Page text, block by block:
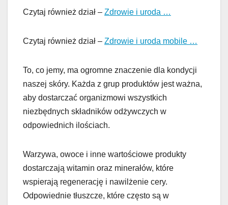
Czytaj również dział – Zdrowie i uroda …
Czytaj również dział – Zdrowie i uroda mobile …
To, co jemy, ma ogromne znaczenie dla kondycji
naszej skóry. Każda z grup produktów jest ważna,
aby dostarczać organizmowi wszystkich
niezbędnych składników odżywczych w
odpowiednich ilościach.
Warzywa, owoce i inne wartościowe produkty
dostarczają witamin oraz minerałów, które
wspierają regenerację i nawilżenie cery.
Odpowiednie tłuszcze, które często są w